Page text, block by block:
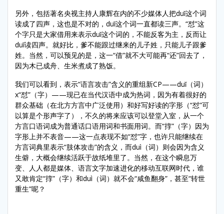
另外，包括著名央视主持人康辉在内的不少媒体人把duǐ这个词
读成了四声，这也是不对的，duǐ这个词一直都读三声。“怼”这
个字只是大家借用来表示duǐ这个词的，不能反客为主，反而让
duǐ读四声。就好比，爹不能跟过继来的儿子姓，只能儿子跟爹
姓。当然，可以预见的是，这一“借”就不大可能再“还”回去了，
因为木已成舟、生米煮成了熟饭。
我们可以看到，表示“语言攻击”含义的重组新CP——duǐ（词）
x“怼”（字）——现已在当代汉语中成为热词，因为有着很好的
群众基础（在北方方言中广泛使用）和好写好读的字形（“怼”可
以算是个形声字了），不久的将来应该可以登堂入室，从一个
方言口语词成为普通话口语用词和书面用词。而“㨃”（字）因为
字形上并不表音——这一点表现不如“怼”字，也许只能继续在
方言词典里表示“肢体攻击”的含义，而duì（词）则会因为含义
生僻，大概会继续活跃于故纸堆里了。当然，在这个瞬息万
变、人人都是媒体、语言文字加速进化的移动互联网时代，谁
又敢肯定“㨃”（字）和duì（词）就不会“咸鱼翻身”，甚至“转世
重生”呢？